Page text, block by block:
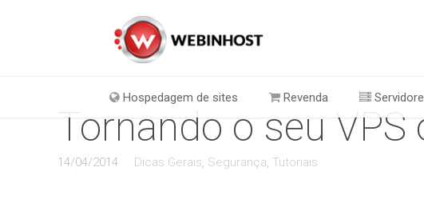
Hospedagem de sites Revenda
Tornando o seu
14/04/2014 Dicas Gerais, Segurança, Tutoriais